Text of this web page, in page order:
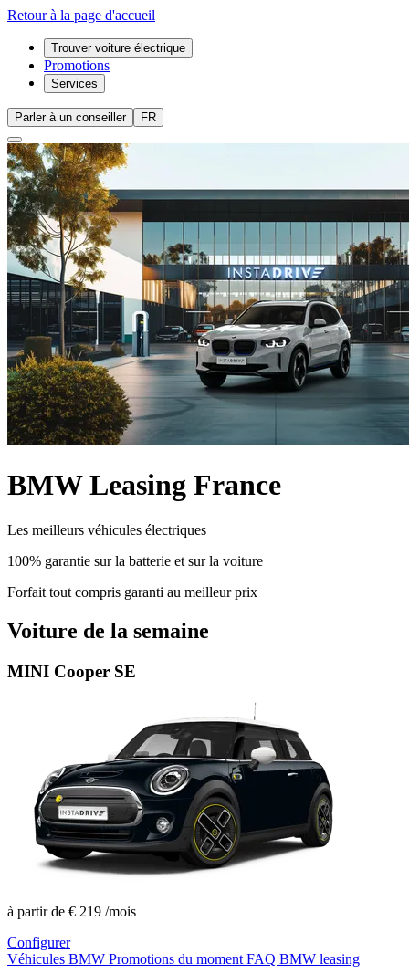
Retour à la page d'accueil
Trouver voiture électrique
Promotions
Services
Parler à un conseiller FR
BMW Leasing France
Les meilleurs véhicules électriques
100% garantie sur la batterie et sur la voiture
Forfait tout compris garanti au meilleur prix
Voiture de la semaine
MINI Cooper SE
à partir de € 219 /mois
Configurer
Véhicules BMW Promotions du momentFAQ BMW leasing